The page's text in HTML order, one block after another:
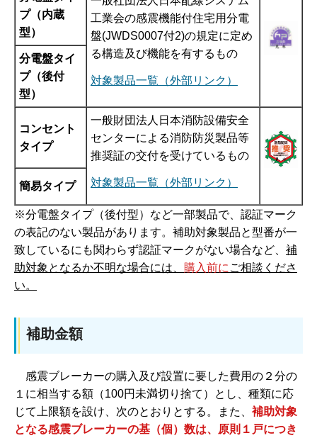
プ（内蔵
型）
工業会の感震機能付住宅用分電
盤(JWDS0007付2)の規定に定め
る構造及び機能を有するもの
対象製品一覧（外部リンク）
分電盤タイ
プ（後付
型）
コンセント
タイプ
一般財団法人日本消防設備安全
センターによる消防防災製品等
推奨証の交付を受けているもの
対象製品一覧（外部リンク）
簡易タイプ
※分電盤タイプ（後付型）など一部製品で、認証マーク
の表記のない製品があります。補助対象製品と型番が一
致しているにも関わらず認証マークがない場合など、 補
助対象となるか不明な場合には、 購入前に ご相談くださ
い。
補助金額
感震ブレーカーの購入及び設置に要した費用の２分の
１に相当する額（100円未満切り捨て）とし、種類に応
じて上限額を設け、次のとおりとする。また、 補助対象
となる感震ブレーカーの基（個）数は、原則１戸につき